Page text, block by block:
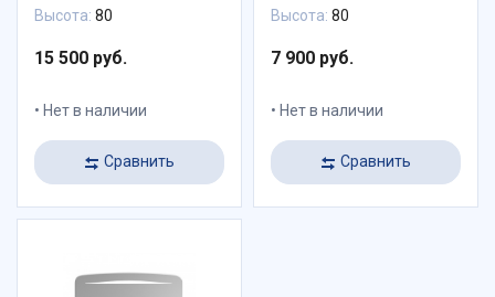
Высота: 80
15 500 руб.
Нет в наличии
Сравнить
Высота: 80
7 900 руб.
Нет в наличии
Сравнить